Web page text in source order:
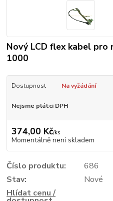
Nový LCD flex kabel pro
1000
Dostupnost Na vyžádání
Nejsme plátci DPH
374,00 Kč/ks
Momentálně není skladem
Číslo produktu:
686
Stav:
Nové
Hlídat cenu /